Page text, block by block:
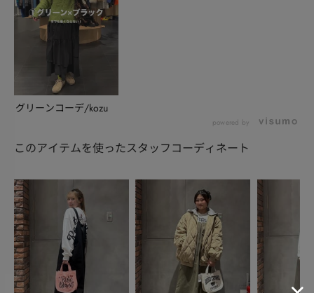
グリーンコーデ/kozu
powered by
このアイテムを使ったスタッフコーディネート